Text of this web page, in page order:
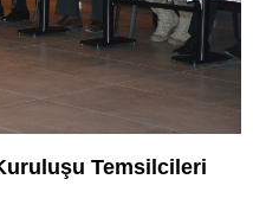
Temsilcileri